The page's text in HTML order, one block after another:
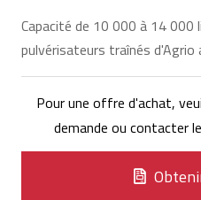
Capacité de 10 000 à 14 000
pulvérisateurs traînés d'Agrio
Pour une offre d'achat,
demande ou contacter